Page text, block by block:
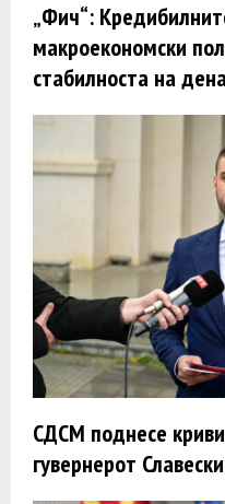
„Фич“:
макроекономски
стабилноста на
СДСМ поднесе
гувернерот Славески